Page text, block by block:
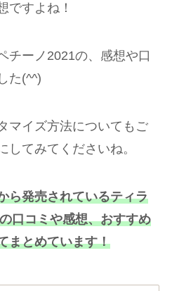
ですよね！
チーノ2021の、感想や口
た(^^)
マイズ方法についてもご
してみてくださいね。
ら発売されているティラ
口コミや感想、おすすめ
まとめています！